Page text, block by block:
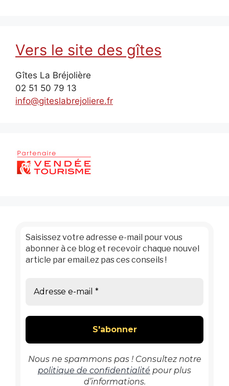
Vers le site des gîtes
Gîtes La Bréjolière
02 51 50 79 13
info@giteslabrejoliere.fr
Saisissez votre adresse e-mail pour vous
abonner à ce blog et recevoir chaque nouvel
article par email.ez pas ces conseils !
Nous ne spammons pas ! Consultez notre
politique de confidentialité pour plus
d’informations.